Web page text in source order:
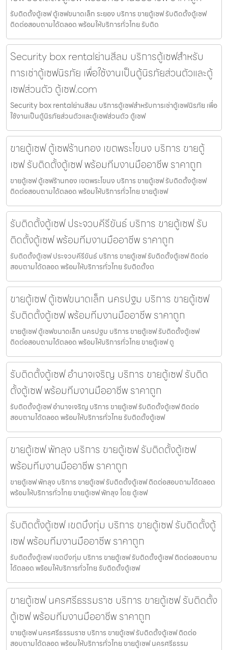
รับติดตั้งตู้เซฟ ตู้เซฟขนาดเล็ก ระยอง บริการ ขายตู้เซฟ รับติดตั้งตู้เซฟ
ติดต่อสอบถามได้ตลอด พร้อมให้บริการทั่วไทย รับติด
Security box rentalย่านสีลม บริการตู้เซฟสำหรับ
การเช่าตู้เซฟนิรภัย เพื่อใช้งานเป็นตู้นิรภัยส่วนตัวและตู้
เซฟส่วนตัว ตู้เซฟ.com
Security box rentalย่านสีลม บริการตู้เซฟสำหรับการเช่าตู้เซฟนิรภัย เพื่อ
ใช้งานเป็นตู้นิรภัยส่วนตัวและตู้เซฟส่วนตัว ตู้เซฟ
ขายตู้เซฟ ตู้เซฟร้านทอง เขตพระโขนง บริการ ขายตู้
เซฟ รับติดตั้งตู้เซฟ พร้อมทีมงานมืออาชีพ ราคาถูก
ขายตู้เซฟ ตู้เซฟร้านทอง เขตพระโขนง บริการ ขายตู้เซฟ รับติดตั้งตู้เซฟ
ติดต่อสอบถามได้ตลอด พร้อมให้บริการทั่วไทย ขายตู้เซฟ
รับติดตั้งตู้เซฟ ประจวบคีรีขันธ์ บริการ ขายตู้เซฟ รับ
ติดตั้งตู้เซฟ พร้อมทีมงานมืออาชีพ ราคาถูก
รับติดตั้งตู้เซฟ ประจวบคีรีขันธ์ บริการ ขายตู้เซฟ รับติดตั้งตู้เซฟ ติดต่อ
สอบถามได้ตลอด พร้อมให้บริการทั่วไทย รับติดตั้งต
ขายตู้เซฟ ตู้เซฟขนาดเล็ก นครปฐม บริการ ขายตู้เซฟ
รับติดตั้งตู้เซฟ พร้อมทีมงานมืออาชีพ ราคาถูก
ขายตู้เซฟ ตู้เซฟขนาดเล็ก นครปฐม บริการ ขายตู้เซฟ รับติดตั้งตู้เซฟ
ติดต่อสอบถามได้ตลอด พร้อมให้บริการทั่วไทย ขายตู้เซฟ ตู
รับติดตั้งตู้เซฟ อำนาจเจริญ บริการ ขายตู้เซฟ รับติด
ตั้งตู้เซฟ พร้อมทีมงานมืออาชีพ ราคาถูก
รับติดตั้งตู้เซฟ อำนาจเจริญ บริการ ขายตู้เซฟ รับติดตั้งตู้เซฟ ติดต่อ
สอบถามได้ตลอด พร้อมให้บริการทั่วไทย รับติดตั้งตู้เซฟ
ขายตู้เซฟ พัทลุง บริการ ขายตู้เซฟ รับติดตั้งตู้เซฟ
พร้อมทีมงานมืออาชีพ ราคาถูก
ขายตู้เซฟ พัทลุง บริการ ขายตู้เซฟ รับติดตั้งตู้เซฟ ติดต่อสอบถามได้ตลอด
พร้อมให้บริการทั่วไทย ขายตู้เซฟ พัทลุง โดย ตู้เซฟ
รับติดตั้งตู้เซฟ เขตบึงกุ่ม บริการ ขายตู้เซฟ รับติดตั้งตู้
เซฟ พร้อมทีมงานมืออาชีพ ราคาถูก
รับติดตั้งตู้เซฟ เขตบึงกุ่ม บริการ ขายตู้เซฟ รับติดตั้งตู้เซฟ ติดต่อสอบถาม
ได้ตลอด พร้อมให้บริการทั่วไทย รับติดตั้งตู้เซฟ
ขายตู้เซฟ นครศรีธรรมราช บริการ ขายตู้เซฟ รับติดตั้ง
ตู้เซฟ พร้อมทีมงานมืออาชีพ ราคาถูก
ขายตู้เซฟ นครศรีธรรมราช บริการ ขายตู้เซฟ รับติดตั้งตู้เซฟ ติดต่อ
สอบถามได้ตลอด พร้อมให้บริการทั่วไทย ขายตู้เซฟ นครศรีธรรม